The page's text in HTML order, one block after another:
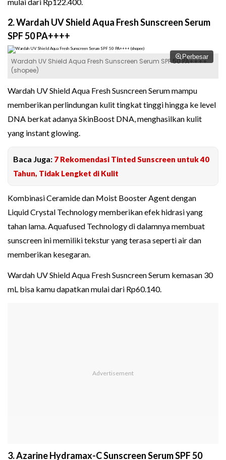
2. Wardah UV Shield Aqua Fresh Sunscreen Serum
SPF 50 PA++++
Perbesar
Wardah UV Shield Aqua Fresh Sunscreen Serum SPF 50 PA++++
(shopee)
Wardah UV Shield Aqua Fresh Susncreen Serum mampu
memberikan perlindungan kulit tingkat tinggi hingga ke level
DNA berkat adanya SkinBoost DNA, menghasilkan kulit
yang instant glowing.
Baca Juga: 7 Rekomendasi Tinted Sunscreen untuk 40
Tahun, Tidak Lengket di Kulit
Kombinasi Ceramide dan Moist Booster Agent dengan
Liquid Crystal Technology memberikan efek hidrasi yang
tahan lama. Aquafused Technology di dalamnya membuat
sunscreen ini memiliki tekstur yang terasa seperti air dan
memberikan kesegaran.
Wardah UV Shield Aqua Fresh Susncreen Serum kemasan 30
mL bisa kamu dapatkan mulai dari Rp60.140.
3. Azarine Hydramax-C Sunscreen Serum SPF 50